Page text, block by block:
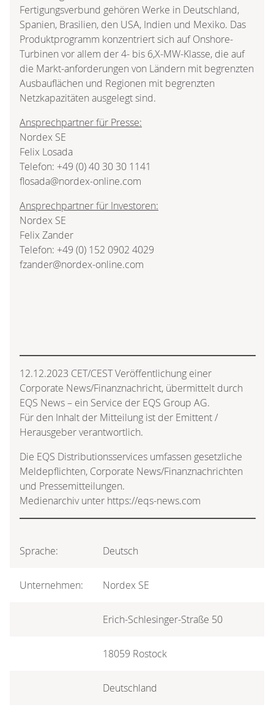
Fertigungsverbund gehören Werke in Deutschland,
Spanien, Brasilien, den USA, Indien und Mexiko. Das
Produktprogramm konzentriert sich auf Onshore-
Turbinen vor allem der 4- bis 6,X-MW-Klasse, die auf
die Markt-anforderungen von Ländern mit begrenzten
Ausbauflächen und Regionen mit begrenzten
Netzkapazitäten ausgelegt sind.
Ansprechpartner für Presse:
Nordex SE
Felix Losada
Telefon: +49 (0) 40 30 30 1141
flosada@nordex-online.com
Ansprechpartner für Investoren:
Nordex SE
Felix Zander
Telefon: +49 (0) 152 0902 4029
fzander@nordex-online.com
12.12.2023 CET/CEST Veröffentlichung einer
Corporate News/Finanznachricht, übermittelt durch
EQS News – ein Service der EQS Group AG.
Für den Inhalt der Mitteilung ist der Emittent /
Herausgeber verantwortlich.
Die EQS Distributionsservices umfassen gesetzliche
Meldepflichten, Corporate News/Finanznachrichten
und Pressemitteilungen.
Medienarchiv unter https://eqs-news.com
Sprache: Deutsch
Unternehmen: Nordex SE
Erich-Schlesinger-Straße 50
18059 Rostock
Deutschland